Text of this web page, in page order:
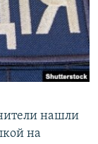
нашли
на